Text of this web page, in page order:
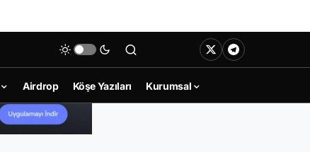
Airdrop Köşe Yazıları Kurumsal